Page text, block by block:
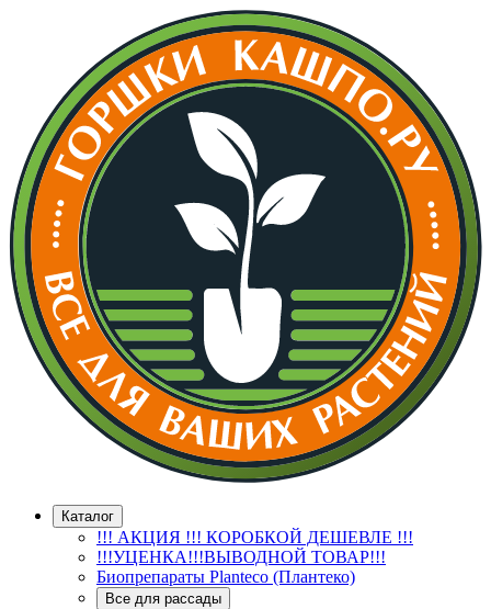
Каталог
!!! АКЦИЯ !!! КОРОБКОЙ ДЕШЕВЛЕ !!!
!!!УЦЕНКА!!!ВЫВОДНОЙ ТОВАР!!!
Биопрепараты Planteco (Плантеко)
Все для рассады